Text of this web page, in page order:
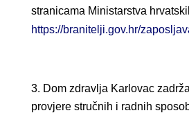
stranicama Ministarstva
https://branitelji.gov.hr/
Dom zdravlja Karlovac
provjere stručnih i radnih